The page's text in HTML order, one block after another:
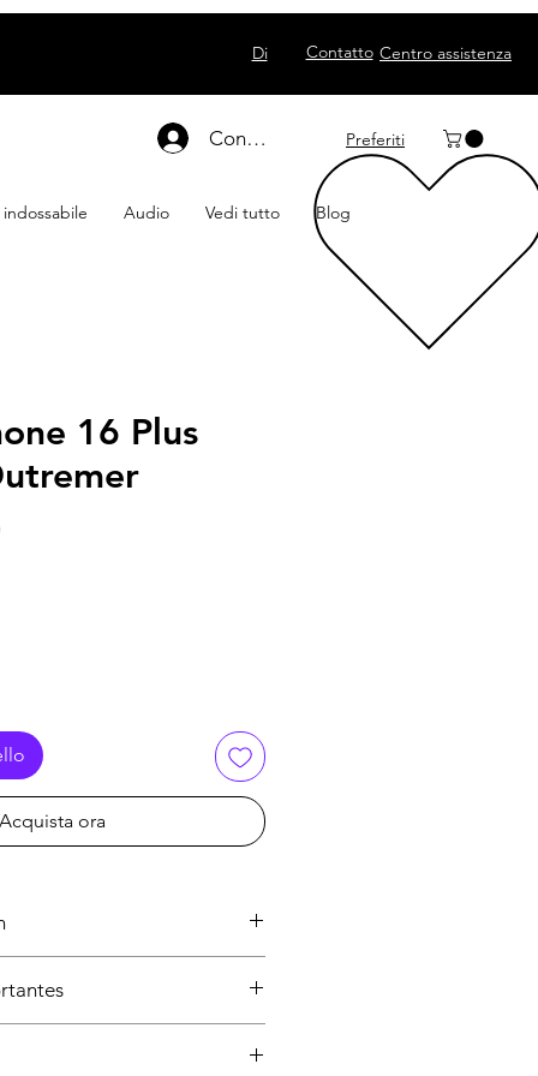
Di Contatto Centro assistenza
Connexion Preferiti
Audio Vedi tutto Blog
16 Plus
Acquista ora